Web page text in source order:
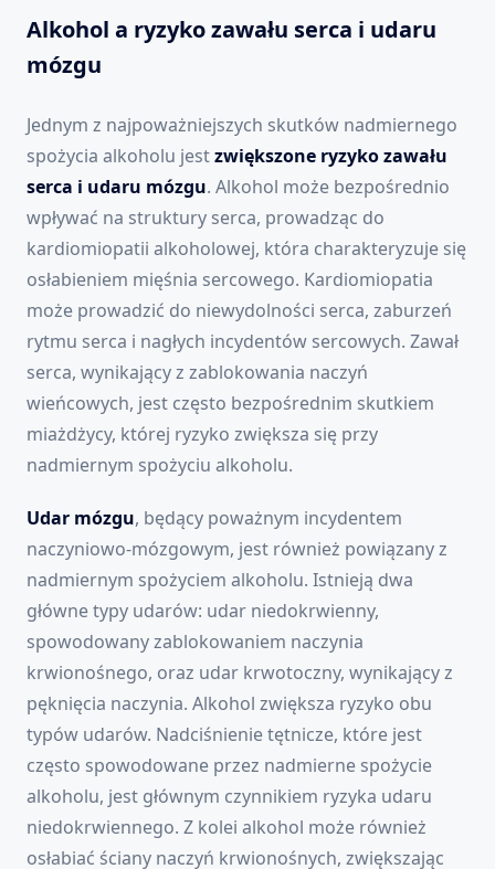
Alkohol a ryzyko zawału serca i udaru
mózgu
Jednym z najpoważniejszych skutków nadmiernego
spożycia alkoholu jestzwiększone ryzyko zawału
serca i udaru mózgu. Alkohol może bezpośrednio
wpływać na struktury serca, prowadząc do
kardiomiopatii alkoholowej, która charakteryzuje się
osłabieniem mięśnia sercowego. Kardiomiopatia
może prowadzić do niewydolności serca, zaburzeń
rytmu serca i nagłych incydentów sercowych. Zawał
serca, wynikający z zablokowania naczyń
wieńcowych, jest często bezpośrednim skutkiem
miażdżycy, której ryzyko zwiększa się przy
nadmiernym spożyciu alkoholu.
Udar mózgu, będący poważnym incydentem
naczyniowo-mózgowym, jest również powiązany z
nadmiernym spożyciem alkoholu. Istnieją dwa
główne typy udarów: udar niedokrwienny,
spowodowany zablokowaniem naczynia
krwionośnego, oraz udar krwotoczny, wynikający z
pęknięcia naczynia. Alkohol zwiększa ryzyko obu
typów udarów. Nadciśnienie tętnicze, które jest
często spowodowane przez nadmierne spożycie
alkoholu, jest głównym czynnikiem ryzyka udaru
niedokrwiennego. Z kolei alkohol może również
osłabiać ściany naczyń krwionośnych, zwiększając